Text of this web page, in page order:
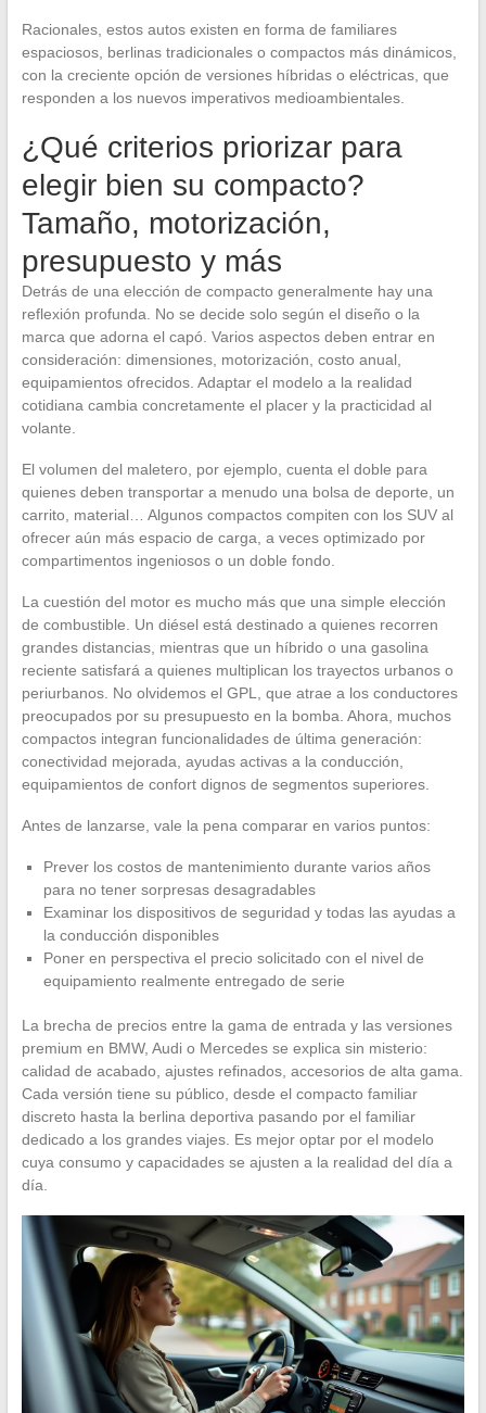
Racionales, estos autos existen en forma de familiares
espaciosos, berlinas tradicionales o compactos más dinámicos,
con la creciente opción de versiones híbridas o eléctricas, que
responden a los nuevos imperativos medioambientales.
¿Qué criterios priorizar para
elegir bien su compacto?
Tamaño, motorización,
presupuesto y más
Detrás de una elección de compacto generalmente hay una
reflexión profunda. No se decide solo según el diseño o la
marca que adorna el capó. Varios aspectos deben entrar en
consideración: dimensiones, motorización, costo anual,
equipamientos ofrecidos. Adaptar el modelo a la realidad
cotidiana cambia concretamente el placer y la practicidad al
volante.
El volumen del maletero, por ejemplo, cuenta el doble para
quienes deben transportar a menudo una bolsa de deporte, un
carrito, material… Algunos compactos compiten con los SUV al
ofrecer aún más espacio de carga, a veces optimizado por
compartimentos ingeniosos o un doble fondo.
La cuestión del motor es mucho más que una simple elección
de combustible. Un diésel está destinado a quienes recorren
grandes distancias, mientras que un híbrido o una gasolina
reciente satisfará a quienes multiplican los trayectos urbanos o
periurbanos. No olvidemos el GPL, que atrae a los conductores
preocupados por su presupuesto en la bomba. Ahora, muchos
compactos integran funcionalidades de última generación:
conectividad mejorada, ayudas activas a la conducción,
equipamientos de confort dignos de segmentos superiores.
Antes de lanzarse, vale la pena comparar en varios puntos:
Prever los costos de mantenimiento durante varios años
para no tener sorpresas desagradables
Examinar los dispositivos de seguridad y todas las ayudas a
la conducción disponibles
Poner en perspectiva el precio solicitado con el nivel de
equipamiento realmente entregado de serie
La brecha de precios entre la gama de entrada y las versiones
premium en BMW, Audi o Mercedes se explica sin misterio:
calidad de acabado, ajustes refinados, accesorios de alta gama.
Cada versión tiene su público, desde el compacto familiar
discreto hasta la berlina deportiva pasando por el familiar
dedicado a los grandes viajes. Es mejor optar por el modelo
cuya consumo y capacidades se ajusten a la realidad del día a
día.